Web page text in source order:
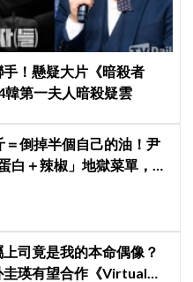
！懸疑大片《暗殺者
第一夫人暗殺疑雲
＝倒掉半個自己的油！尹
白＋辣椒」地獄菜單，你
司竟是我的本命偶像？
圭瑛有望合作《Virtual